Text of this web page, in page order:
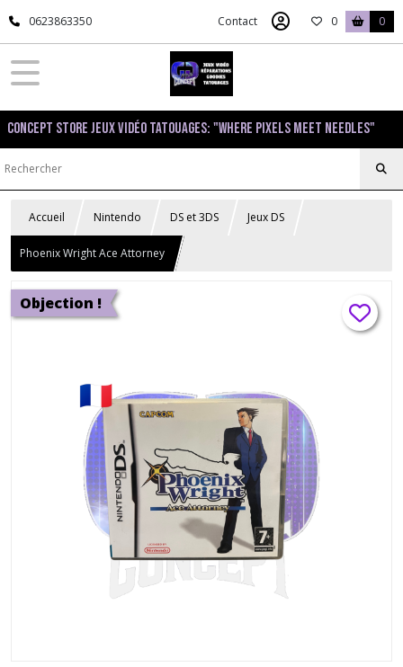
0623863350 Contact 0 0
Concept Store Jeux Vidéo Tatouages: "Where pixels meet needles"
Accueil Nintendo DS et 3DS Jeux DS
Phoenix Wright Ace Attorney
Objection !